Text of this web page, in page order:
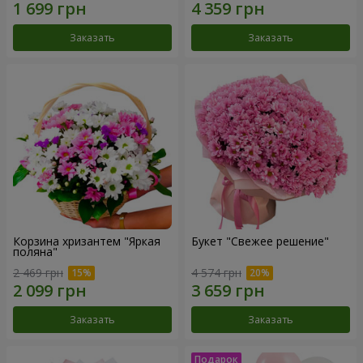
Заказать Заказать
Корзина хризантем "Яркая
поляна"
2 469 грн
Заказать
Букет "Свежее решение"
4 574 грн
Заказать